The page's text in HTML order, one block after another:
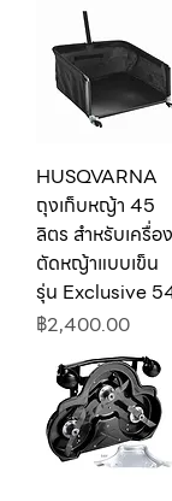
HUSQVARNA
ถุงเก็บหญ้า 45
ลิตร สำหรับเครื่อง
ตัดหญ้าแบบเข็น
รุ่น Exclusive
ราคา
฿2,400.00